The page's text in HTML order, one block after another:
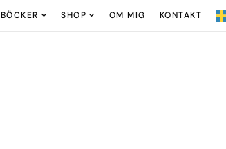
BÖCKER SHOP OM MIG KONTAKT